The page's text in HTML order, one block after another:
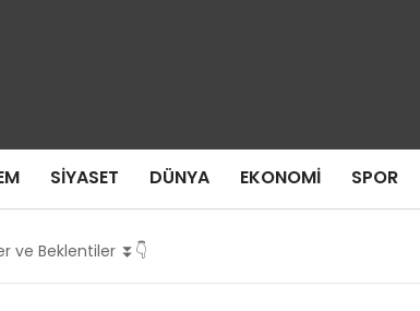
SIYASET DÜNYA EKONOMI SPOR
ve Beklentiler ⏬👇